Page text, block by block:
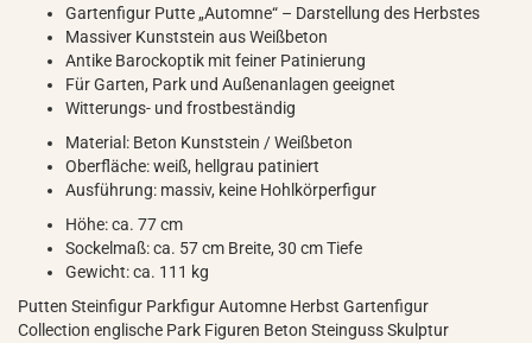
Gartenfigur Putte „Automne“ – Darstellung des Herbstes
Massiver Kunststein aus Weißbeton
Antike Barockoptik mit feiner Patinierung
Für Garten, Park und Außenanlagen geeignet
Witterungs- und frostbeständig
Material: Beton Kunststein / Weißbeton
Oberfläche: weiß, hellgrau patiniert
Ausführung: massiv, keine Hohlkörperfigur
Höhe: ca. 77 cm
Sockelmaß: ca. 57 cm Breite, 30 cm Tiefe
Gewicht: ca. 111 kg
Putten Steinfigur Parkfigur Automne Herbst Gartenfigur
Collection englische Park Figuren Beton Steinguss Skulptur